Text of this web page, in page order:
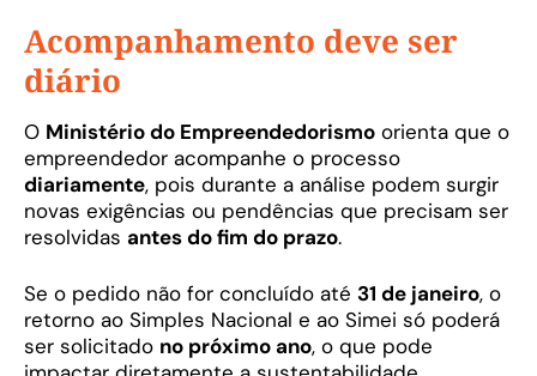
Acompanhamento deve ser
diário
O Ministério do Empreendedorismo orienta que o
empreendedor acompanhe o processo
diariamente, pois durante a análise podem surgir
novas exigências ou pendências que precisam ser
resolvidas antes do fim do prazo.
Se o pedido não for concluído até 31 de janeiro, o
retorno ao Simples Nacional e ao Simei só poderá
ser solicitado no próximo ano, o que pode